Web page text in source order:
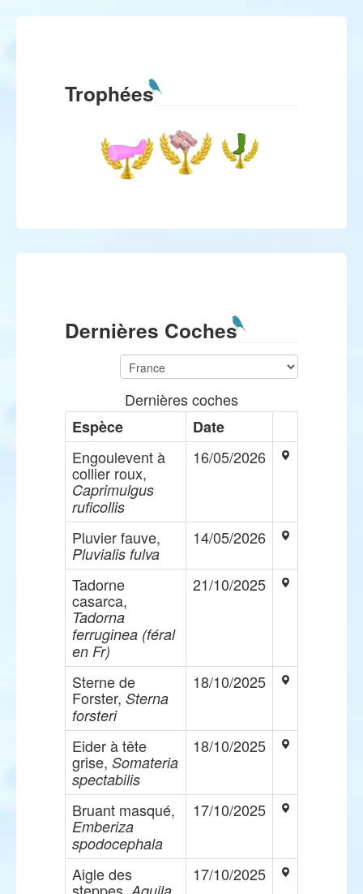
Trophées
Dernières Coches
Dernières coches
Espèce
Date
Engoulevent à
collier roux,
Caprimulgus
ruficollis
16/05/2026
Pluvier fauve,
Pluvialis fulva
14/05/2026
Tadorne
casarca,
Tadorna
ferruginea (féral
en Fr)
21/10/2025
Sterne de
Forster, Sterna
forsteri
18/10/2025
Eider à tête
grise, Somateria
spectabilis
18/10/2025
Bruant masqué,
Emberiza
spodocephala
17/10/2025
Aigle des 17/10/2025